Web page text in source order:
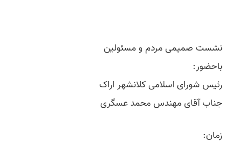
نشست صمیمی مردم و مسئولین
باحضور:
رئیس شورای اسلامی کلانشهر اراک
جناب آقای مهندس محمد عسگری
زمان: